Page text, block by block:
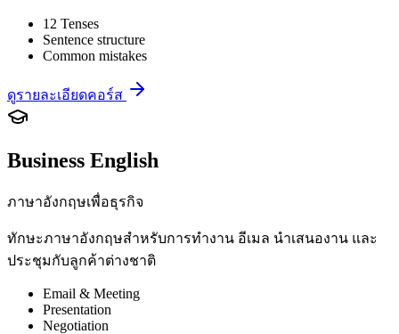
12 Tenses
Sentence structure
Common mistakes
ดูรายละเอียดคอร์ส
Business English
ภาษาอังกฤษเพื่อธุรกิจ
ทักษะภาษาอังกฤษสำหรับการทำงาน อีเมล นำเสนองาน และ
ประชุมกับลูกค้าต่างชาติ
Email & Meeting
Presentation
Negotiation